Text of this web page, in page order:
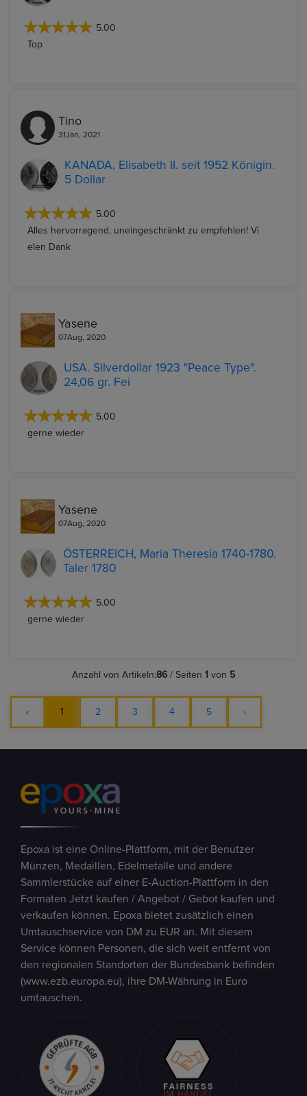
5.00
Top
Tino
31Jan, 2021
KANADA, Elisabeth II. seit 1952 Königin.
5 Dollar
5.00
Alles hervorragend, uneingeschränkt zu empfehlen! Vi
elen Dank
Yasene
07Aug, 2020
USA. Silverdollar 1923 "Peace Type".
24,06 gr. Fei
5.00
gerne wieder
Yasene
07Aug, 2020
ÖSTERREICH, Maria Theresia 1740-1780.
Taler 1780
5.00
gerne wieder
Anzahl von Artikeln:86 / Seiten 1 von 5
‹ 1 2 3 4 5 ›
Epoxa ist eine Online-Plattform, mit der Benutzer
Münzen, Medaillen, Edelmetalle und andere
Sammlerstücke auf einer E-Auction-Plattform in den
Formaten Jetzt kaufen / Angebot / Gebot kaufen und
verkaufen können. Epoxa bietet zusätzlich einen
Umtauschservice von DM zu EUR an. Mit diesem
Service können Personen, die sich weit entfernt von
den regionalen Standorten der Bundesbank befinden
(www.ezb.europa.eu), ihre DM-Währung in Euro
umtauschen.